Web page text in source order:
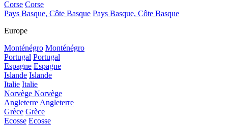
Corse Corse
Pays Basque, Côte Basque Pays Basque, Côte Basque
Europe
Monténégro Monténégro
Portugal Portugal
Espagne Espagne
Islande Islande
Italie Italie
Norvège Norvège
AngleterreAngleterre
Grèce Grèce
Ecosse Ecosse